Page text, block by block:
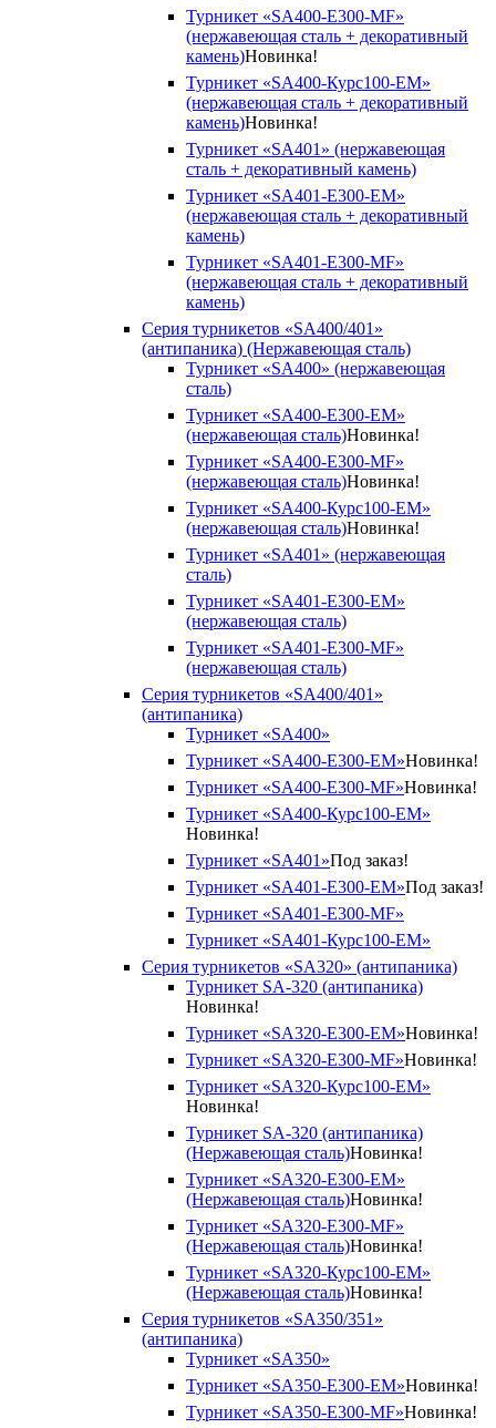
Турникет «SA400-Е300-MF»
(нержавеющая сталь + декоративный
камень)Новинка!
Турникет «SA400-Курс100-EM»
(нержавеющая сталь + декоративный
камень)Новинка!
Турникет «SA401» (нержавеющая
сталь + декоративный камень)
Турникет «SA401-E300-EM»
(нержавеющая сталь + декоративный
камень)
Турникет «SA401-E300-MF»
(нержавеющая сталь + декоративный
камень)
Серия турникетов «SA400/401»
(антипаника) (Нержавеющая сталь)
Турникет «SA400» (нержавеющая
сталь)
Турникет «SA400-Е300-EM»
(нержавеющая сталь)Новинка!
Турникет «SA400-Е300-MF»
(нержавеющая сталь)Новинка!
Турникет «SA400-Курс100-EM»
(нержавеющая сталь)Новинка!
Турникет «SA401» (нержавеющая
сталь)
Турникет «SA401-E300-EM»
(нержавеющая сталь)
Турникет «SA401-E300-MF»
(нержавеющая сталь)
Серия турникетов «SA400/401»
(антипаника)
Турникет «SA400»
Турникет «SA400-Е300-EM»Новинка!
Турникет «SA400-Е300-MF»Новинка!
Турникет «SA400-Курс100-EM»
Новинка!
Турникет «SA401»Под заказ!
Турникет «SA401-E300-EM»Под заказ!
Турникет «SA401-E300-MF»
Турникет «SA401-Курс100-EM»
Серия турникетов «SA320» (антипаника)
Турникет SA-320 (антипаника)
Новинка!
Турникет «SA320-Е300-EM»Новинка!
Турникет «SA320-Е300-MF»Новинка!
Турникет «SA320-Курс100-EM»
Новинка!
Турникет SA-320 (антипаника)
(Нержавеющая сталь)Новинка!
Турникет «SA320-Е300-EM»
(Нержавеющая сталь)Новинка!
Турникет «SA320-Е300-MF»
(Нержавеющая сталь)Новинка!
Турникет «SA320-Курс100-EM»
(Нержавеющая сталь)Новинка!
Серия турникетов «SA350/351»
(антипаника)
Турникет «SA350»
Турникет «SA350-Е300-EM»Новинка!
Турникет «SA350-Е300-MF»Новинка!